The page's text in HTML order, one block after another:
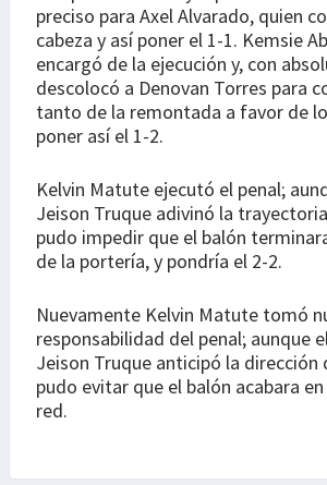
preciso para Axel Alvarado, quien
cabeza y así poner el 1-1. Kemsie
encargó de la ejecución y, con
descolocó a Denovan Torres para
tanto de la remontada a favor de
poner así el 1-2.
Kelvin Matute ejecutó el penal;
Jeison Truque adivinó la
pudo impedir que el balón
de la portería, y pondría el 2-2.
Nuevamente Kelvin Matute tomó
responsabilidad del penal; aunque
Jeison Truque anticipó la dirección
pudo evitar que el balón acabara
red.